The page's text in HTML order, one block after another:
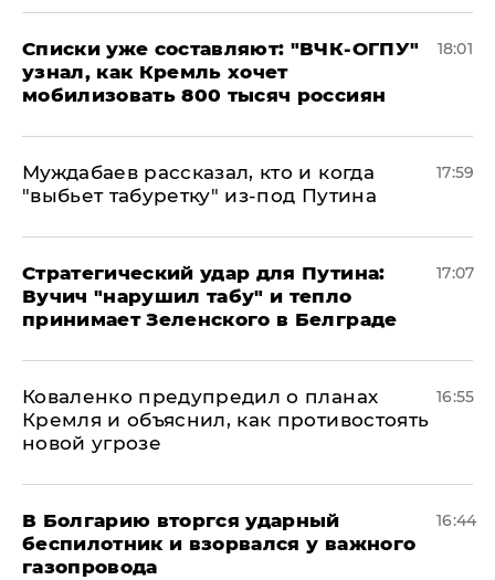
Списки уже составляют: "ВЧК-ОГПУ"
узнал, как Кремль хочет
мобилизовать 800 тысяч россиян
18:01
Муждабаев рассказал, кто и когда
"выбьет табуретку" из-под Путина
17:59
Стратегический удар для Путина:
Вучич "нарушил табу" и тепло
принимает Зеленского в Белграде
17:07
Коваленко предупредил о планах
Кремля и объяснил, как противостоять
новой угрозе
16:55
В Болгарию вторгся ударный
беспилотник и взорвался у важного
газопровода
16:44